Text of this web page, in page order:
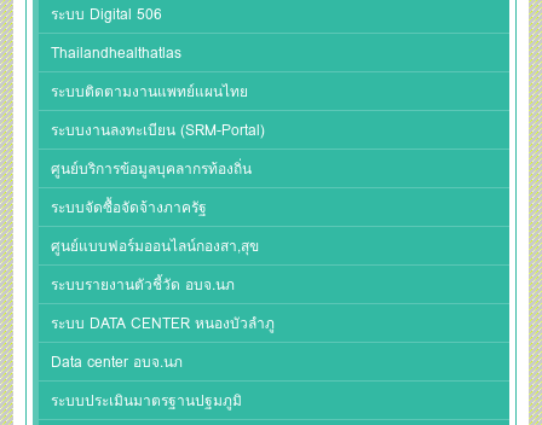
ระบบ Digital 506
Thailandhealthatlas
ระบบติดตามงานแพทย์แผนไทย
ระบบงานลงทะเบียน (SRM-Portal)
ศูนย์บริการข้อมูลบุคลากรท้องถิ่น
ระบบจัดซื้อจัดจ้างภาครัฐ
ศูนย์แบบฟอร์มออนไลน์กองสา,สุข
ระบบรายงานตัวชี้วัด อบจ.นภ
ระบบ DATA CENTER หนองบัวลำภู
Data center อบจ.นภ
ระบบประเมินมาตรฐานปฐมภูมิ